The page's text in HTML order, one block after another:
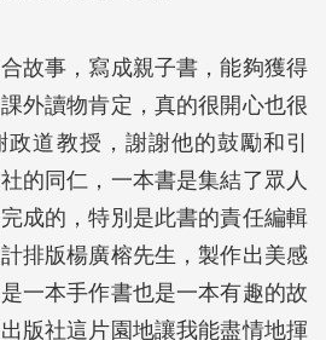
故事，寫成親子書，能夠獲得
外讀物肯定，真的很開心也很
道教授，謝謝他的鼓勵和引
的同仁，一本書是集結了眾人
成的，特別是此書的責任編輯
排版楊廣榕先生，製作出美感
一本手作書也是一本有趣的故
版社這片園地讓我能盡情地揮